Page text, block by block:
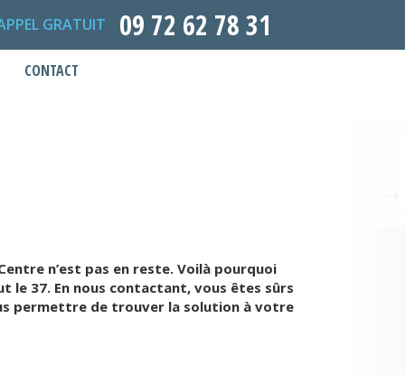
GRATUIT 09 72 62 78 31
CONTACT
n’est pas en reste. Voilà pourquoi
le 37. En nous contactant, vous êtes sûrs
permettre de trouver la solution à votre